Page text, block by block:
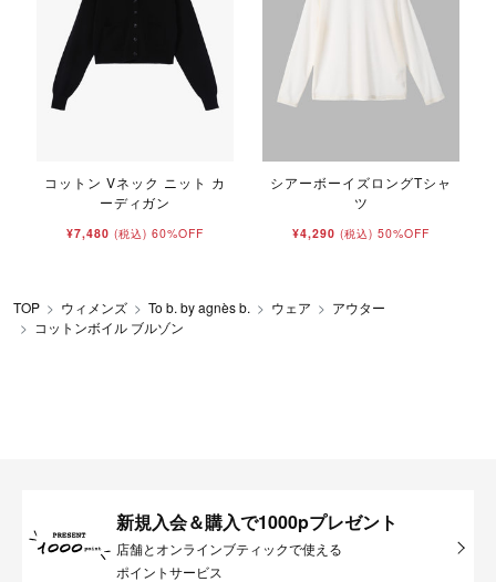
コットン Vネック ニット カ
ーディガン
¥7,480 (税込) 60%OFF
シアーボーイズロングTシャ
ツ
¥4,290 (税込) 50%OFF
TOP ウィメンズ To b. by agnès b. ウェア
アウター
コットンボイル ブルゾン
新規入会＆購入で1000pプレゼント
店舗とオンラインブティックで使える
ポイントサービス